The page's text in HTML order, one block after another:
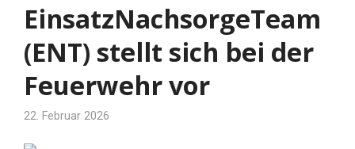
EinsatzNachsorgeTeam
(ENT) stellt sich bei der
Feuerwehr vor
22. Februar 2026